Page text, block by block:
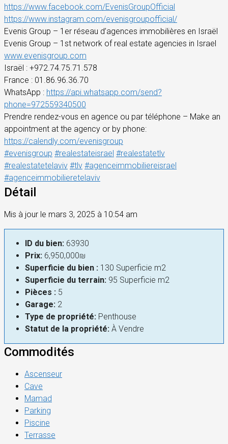
https://www.facebook.com/EvenisGroupOfficial
https://www.instagram.com/evenisgroupofficial/
Evenis Group – 1er réseau d’agences immobilières en Israël
Evenis Group – 1st network of real estate agencies in Israel
www.evenisgroup.com
Israël : +972.74.75.71.578
France : 01.86.96.36.70
WhatsApp : https://api.whatsapp.com/send?
phone=972559340500
Prendre rendez-vous en agence ou par téléphone – Make an
appointment at the agency or by phone:
https://calendly.com/evenisgroup
#evenisgroup #realestateisrael #realestatetlv
#realestatetelaviv #tlv #agenceimmobiliereisrael
#agenceimmobilieretelaviv
Détail
Mis à jour le mars 3, 2025 à 10:54 am
ID du bien: 63930
Prix: 6,950,000₪
Superficie du bien : 130 Superficie m2
Superficie du terrain: 95 Superficie m2
Pièces : 5
Garage: 2
Type de propriété: Penthouse
Statut de la propriété: À Vendre
Commodités
Ascenseur
Cave
Mamad
Parking
Piscine
Terrasse